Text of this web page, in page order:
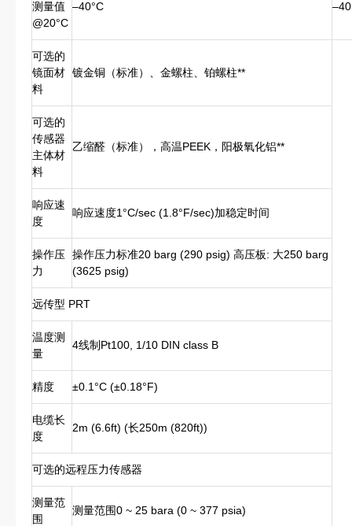
测量值
@20°C
–40°C
可选的
镜面材
料
镀金铜（标准）、金螺柱、铂螺柱**
可选的
传感器
主体材
料
乙缩醛（标准），高温PEEK，阳极氧化铝**
响应速
度
响应速度1°C/sec (1.8°F/sec)加稳定时间
操作压
力
操作压力标准20 barg (290 psig) 高压板: 大250 barg
(3625 psig)
远传型 PRT
温度测
量
4线制Pt100, 1/10 DIN class B
精度 ±0.1°C (±0.18°F)
电缆长
度
2m (6.6ft) (长250m (820ft))
可选的远程压力传感器
测量范
围
测量范围0 ~ 25 bara (0 ~ 377 psia)